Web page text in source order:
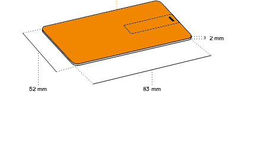
83 mm
2 mm
52 mm